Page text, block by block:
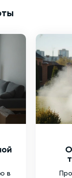
в